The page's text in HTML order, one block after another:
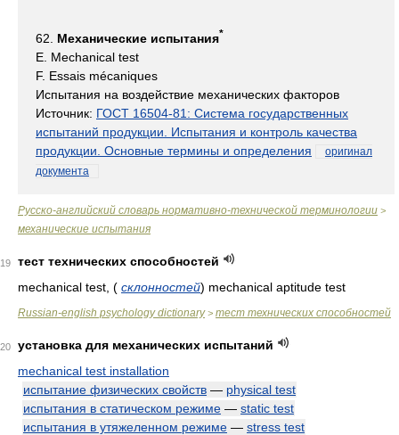
62. Механические испытания*
E. Mechanical test
F. Essais mécaniques
Испытания на воздействие механических факторов
Источник: ГОСТ 16504-81: Система государственных
испытаний продукции. Испытания и контроль качества
продукции. Основные термины и определения
оригинал
документа
Русско-английский словарь нормативно-технической терминологии >
механические испытания
19
тест технических способностей
mechanical test, ( склонностей) mechanical aptitude test
Russian-english psychology dictionary> тест технических способностей
20
установка для механических испытаний
mechanical test installation
испытание физических свойств — physical test
испытания в статическом режиме — static test
испытания в утяжеленном режиме — stress test